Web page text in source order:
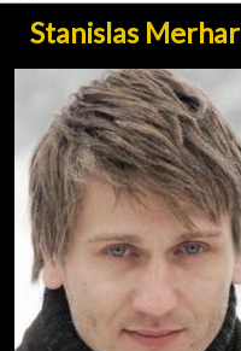
Stanislas Merhar